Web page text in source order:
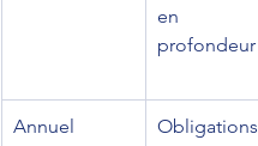
en
profondeur
Annuel
Obligations